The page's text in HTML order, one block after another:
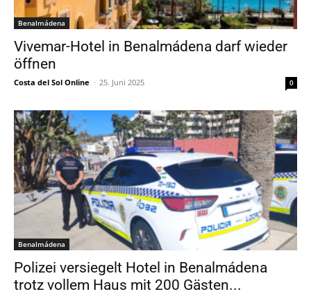
Benalmádena
Vivemar-Hotel in Benalmádena darf wieder
öffnen
Costa del Sol Online - 25. Juni 2025 0
Benalmádena
Polizei versiegelt Hotel in Benalmádena
trotz vollem Haus mit 200 Gästen...